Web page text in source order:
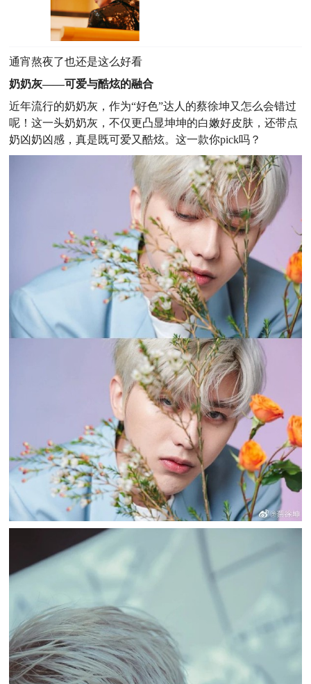
通宵熬夜了也还是这么好看
奶奶灰——可爱与酷炫的融合
近年流行的奶奶灰，作为“好色”达人的蔡徐坤又怎么会错过
呢！这一头奶奶灰，不仅更凸显坤坤的白嫩好皮肤，还带点
奶凶奶凶感，真是既可爱又酷炫。这一款你pick吗？